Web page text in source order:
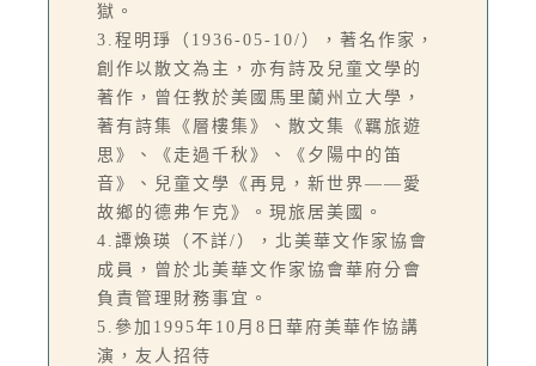
獄。
3.程明琤（1936-05-10/），著名作家，
創作以散文為主，亦有詩及兒童文學的
著作，曾任教於美國馬里蘭州立大學，
著有詩集《層樓集》、散文集《羈旅遊
思》、《走過千秋》、《夕陽中的笛
音》、兒童文學《再見，新世界——愛
故鄉的德弗乍克》。現旅居美國。
4.譚煥瑛（不詳/），北美華文作家協會
成員，曾於北美華文作家協會華府分會
負責管理財務事宜。
5.參加1995年10月8日華府美華作協講
演，友人招待